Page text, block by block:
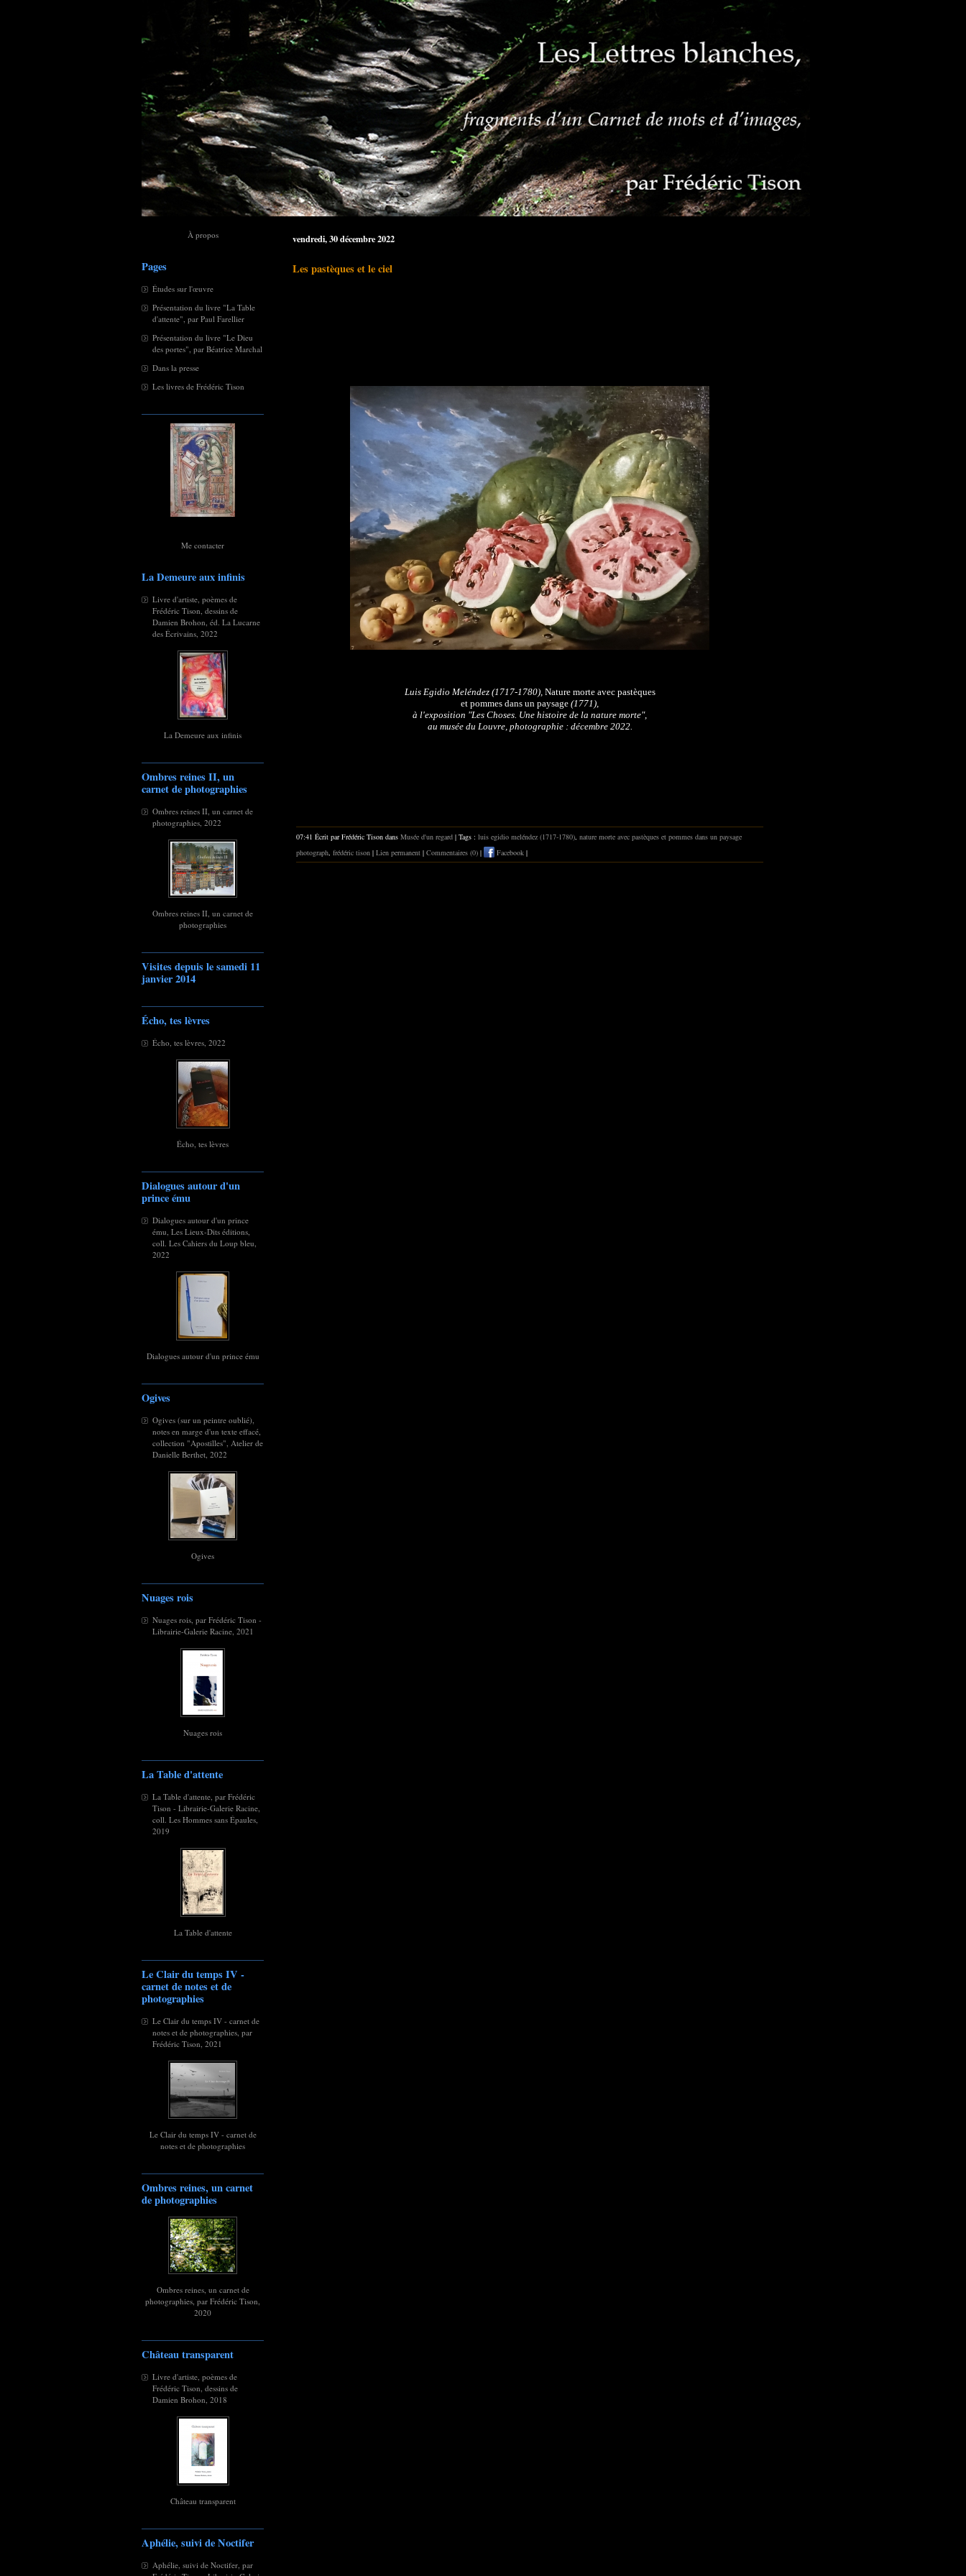
À propos
Pages
Études sur l'œuvre
Présentation du livre "La Table
d'attente", par Paul Farellier
Présentation du livre "Le Dieu
des portes", par Béatrice Marchal
Dans la presse
Les livres de Frédéric Tison
Me contacter
La Demeure aux infinis
Livre d'artiste, poèmes de
Frédéric Tison, dessins de
Damien Brohon, éd. La Lucarne
des Écrivains, 2022
La Demeure aux infinis
Ombres reines II, un
carnet de photographies
Ombres reines II, un carnet de
photographies, 2022
Ombres reines II, un carnet de
photographies
Visites depuis le samedi 11
janvier 2014
Écho, tes lèvres
Écho, tes lèvres, 2022
Écho, tes lèvres
Dialogues autour d'un
prince ému
Dialogues autour d'un prince
ému, Les Lieux-Dits éditions,
coll. Les Cahiers du Loup bleu,
2022
Dialogues autour d'un prince ému
Ogives
Ogives (sur un peintre oublié),
notes en marge d'un texte effacé,
collection "Apostilles", Atelier de
Danielle Berthet, 2022
Ogives
Nuages rois
Nuages rois, par Frédéric Tison -
Librairie-Galerie Racine, 2021
Nuages rois
La Table d'attente
La Table d'attente, par Frédéric
Tison - Librairie-Galerie Racine,
coll. Les Hommes sans Épaules,
2019
La Table d'attente
Le Clair du temps IV -
carnet de notes et de
photographies
Le Clair du temps IV - carnet de
notes et de photographies, par
Frédéric Tison, 2021
Le Clair du temps IV - carnet de
notes et de photographies
Ombres reines, un carnet
de photographies
Ombres reines, un carnet de
photographies, par Frédéric Tison,
2020
Château transparent
Livre d'artiste, poèmes de
Frédéric Tison, dessins de
Damien Brohon, 2018
Château transparent
Aphélie, suivi de Noctifer
Aphélie, suivi de Noctifer, par
vendredi, 30 décembre 2022
Les pastèques et le ciel
Luis Egidio Meléndez (1717-1780), Nature morte avec pastèques
et pommes dans un paysage (1771),
à l'exposition "Les Choses. Une histoire de la nature morte",
au musée du Louvre, photographie : décembre 2022.
07:41 Écrit par Frédéric Tison dans Musée d'un regard | Tags : luis egidio meléndez (1717-1780) nature morte avec pastèques et pommes dans un paysage
photograph frédéric tison | Lien permanent | Commentaires (0) | Facebook |